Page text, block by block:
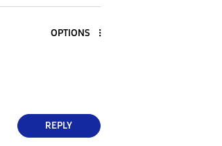
OPTIONS
REPLY